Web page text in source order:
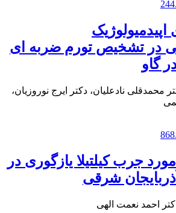
در تشخیص تورم ضربه ای
گاو
محمدقلی نادعلیان، دکتر ایرج نوروزیان،
جرب کیلتیلا یازگوری در
شرقی
احمد نعمت الهی